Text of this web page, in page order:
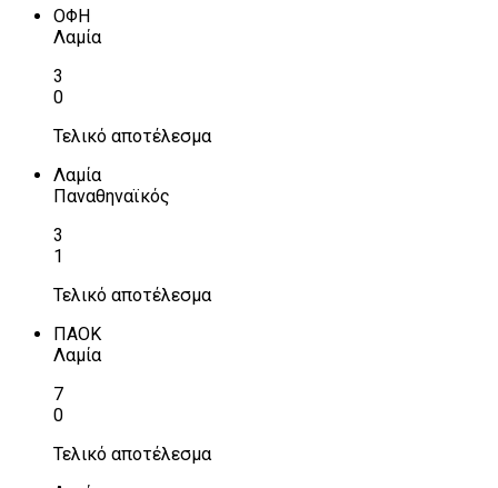
ΟΦΗ
Λαμία
3
0
Τελικό αποτέλεσμα
Λαμία
Παναθηναϊκός
3
1
Τελικό αποτέλεσμα
ΠΑΟΚ
Λαμία
7
0
Τελικό αποτέλεσμα